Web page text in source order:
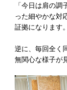
「今日は肩の
った細やかな対
証拠になります。
逆に、毎回全く
無関心な様子が